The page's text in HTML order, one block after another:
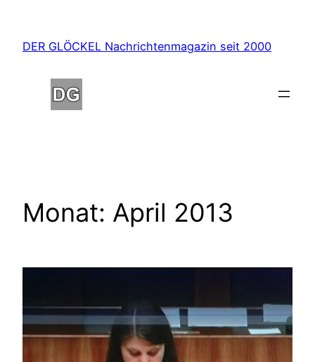
springen
DER GLÖCKEL Nachrichtenmagazin seit 2000
Monat: April 2013